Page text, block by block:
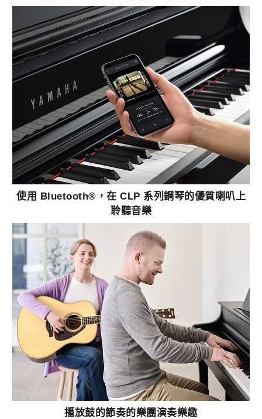
使用 Bluetooth®，在 CLP 系列鋼琴的優質喇叭上
聆聽音樂
播放鼓的節奏的樂團演奏樂趣